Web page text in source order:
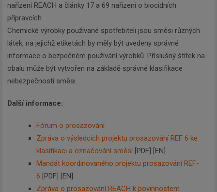
nařízení REACH a články 17 a 69 nařízení o biocidních
přípravcích.
Chemické výrobky používané spotřebiteli jsou směsi různých
látek, na jejichž etiketách by měly být uvedeny správné
informace o bezpečném používání výrobků. Příslušný štítek na
obalu může být vytvořen na základě správné klasifikace
nebezpečnosti směsi.
Další informace:
Fórum o prosazování
Zpráva o výsledcích projektu prosazování REF 6 ke
klasifikaci a označování směsí[PDF] [EN]
Mandát koordinovaného projektu prosazování REF-
6 [PDF] [EN]
Zpráva o prosazování REACH k povinnostem